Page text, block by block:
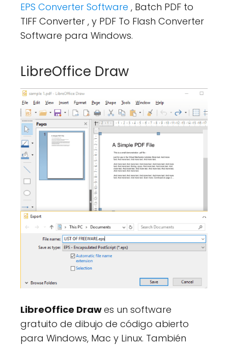
EPS Converter Software , Batch PDF to
TIFF Converter , y PDF To Flash Converter
Software para Windows.
LibreOffice Draw
LibreOffice Drawes un software
gratuito de dibujo de código abierto
para Windows, Mac y Linux. También